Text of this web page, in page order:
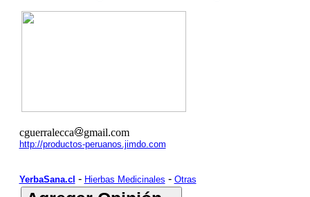
cguerralecca gmail.com
http://productos-peruanos.jimdo.com
YerbaSana.cl - Hierbas Medicinales - Otras